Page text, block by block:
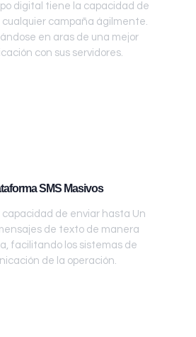
digital tiene la capacidad de
campaña ágilmente.
en aras de una mejor
con sus servidores.
SMS Masivos
capacidad de enviar hasta Un
de texto de manera
facilitando los sistemas de
de la operación.